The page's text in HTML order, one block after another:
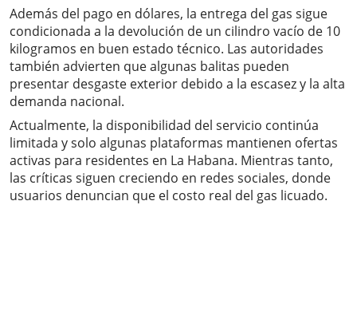
Además del pago en dólares, la entrega del gas sigue
condicionada a la devolución de un cilindro vacío de 10
kilogramos en buen estado técnico. Las autoridades
también advierten que algunas balitas pueden
presentar desgaste exterior debido a la escasez y la alta
demanda nacional.
Actualmente, la disponibilidad del servicio continúa
limitada y solo algunas plataformas mantienen ofertas
activas para residentes en La Habana. Mientras tanto,
las críticas siguen creciendo en redes sociales, donde
usuarios denuncian que el costo real del gas licuado.